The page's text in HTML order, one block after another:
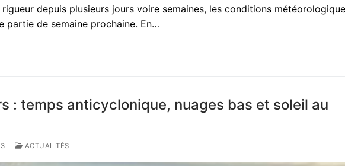
depuis plusieurs jours voire semaines, les conditions
partie de semaine prochaine. En…
: temps anticyclonique, nuages bas et soleil au
ACTUALITÉS